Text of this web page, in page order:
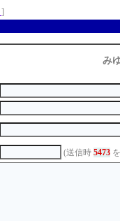
]
み
(送信時 5473を